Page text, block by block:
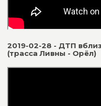
2019-02-28 - ДТП
(трасса Ливны - Орёл)